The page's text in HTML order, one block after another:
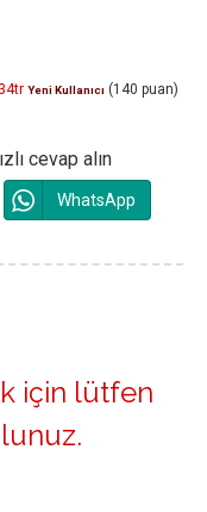
Yeni Kullanıcı (140 puan)
cevap alın
WhatsApp
için lütfen
.